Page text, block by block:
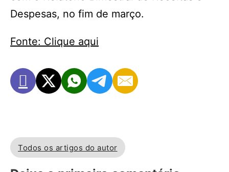
Despesas, no fim de março.
Fonte: Clique aqui
Todos os artigos do autor